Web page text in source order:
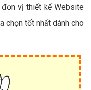
vị thiết kế Website
chọn tốt nhất dành cho